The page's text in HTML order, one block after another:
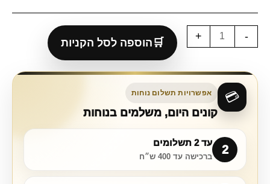
-
+
הוספה לסל הקניות
💳 אפשרויות תשלום נוחות
קונים היום, משלמים בנוחות
2
עד 2 תשלומים
ברכישה עד 400 ש״ח